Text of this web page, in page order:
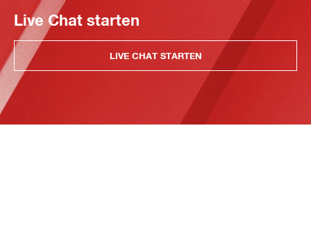
Live Chat starten
LIVE CHAT STARTEN